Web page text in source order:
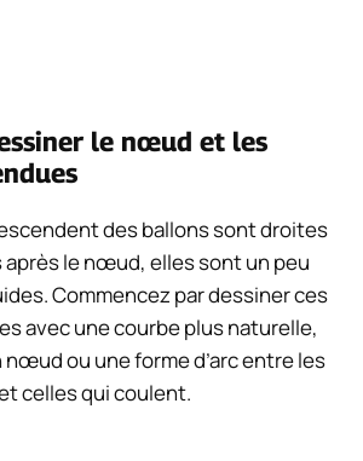
le nœud et les
des ballons sont droites
le nœud, elles sont un peu
Commencez par dessiner ces
avec une courbe plus naturelle,
ou une forme d’arc entre les
celles qui coulent.